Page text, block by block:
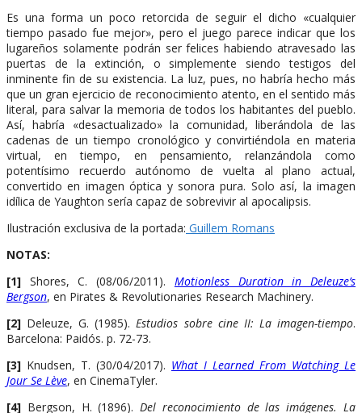
Es una forma un poco retorcida de seguir el dicho «cualquier
tiempo pasado fue mejor», pero el juego parece indicar que los
lugareños solamente podrán ser felices habiendo atravesado las
puertas de la extinción, o simplemente siendo testigos del
inminente fin de su existencia. La luz, pues, no habría hecho más
que un gran ejercicio de reconocimiento atento, en el sentido más
literal, para salvar la memoria de todos los habitantes del pueblo.
Así, habría «desactualizado» la comunidad, liberándola de las
cadenas de un tiempo cronológico y convirtiéndola en materia
virtual, en tiempo, en pensamiento, relanzándola como
potentísimo recuerdo autónomo de vuelta al plano actual,
convertido en imagen óptica y sonora pura. Solo así, la imagen
idílica de Yaughton sería capaz de sobrevivir al apocalipsis.
Ilustración exclusiva de la portada: Guillem Romans
NOTAS:
[1] Shores, C. (08/06/2011). Motionless Duration in Deleuze’s
Bergson, en Pirates & Revolutionaries Research Machinery.
[2] Deleuze, G. (1985).Estudios sobre cine II: La imagen-tiempo.
Barcelona: Paidós. p. 72-73.
[3] Knudsen, T. (30/04/2017). What I Learned From Watching Le
Jour Se Lève, en CinemaTyler.
[4] Bergson, H. (1896).Del reconocimiento de las imágenes. La